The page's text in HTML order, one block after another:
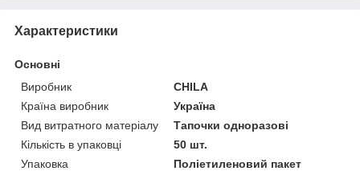
Характеристики
Основні
Виробник
CHILA
Країна виробник
Україна
Вид витратного матеріалу
Тапочки одноразові
Кількість в упаковці
50 шт.
Упаковка
Поліетиленовий пакет